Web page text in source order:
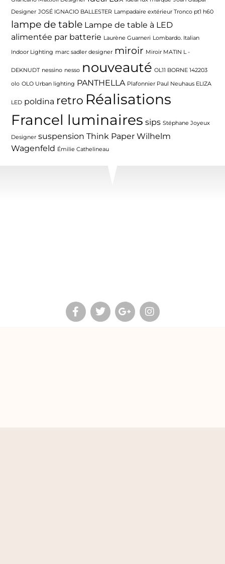
Designer JOSÉ IGNACIO BALLESTER Lampadaire extérieur Tronco pt1 h60
lampe de table Lampe de table à LED
alimentée par batterie Laurène Guarneri Lombardo. Italian
Indoor Lighting marc sadler designer miroir Miroir MATIN L -
DEKNUDT nessino nesso nouveauté OL11 BORNE 142203
olo OLO Urban lighting PANTHELLA Plafonnier Paul Neuhaus ELIZA
LED poldina retro Réalisations
Francel luminaires sips Stéphane Joyeux
Designer suspension Think Paper Wilhelm
Wagenfeld Émilie Cathelineau